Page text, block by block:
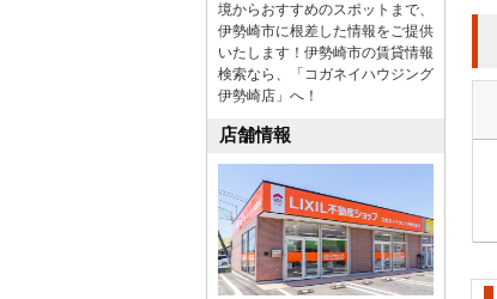
境からおすすめのスポットまで、
伊勢崎市に根差した情報をご提供
いたします！伊勢崎市の賃貸情報
検索なら、「コガネイハウジング
伊勢崎店」へ！
店舗情報